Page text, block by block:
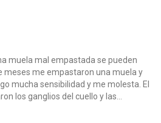
muela mal empastada se pueden
meses me empastaron una muela y
mucha sensibilidad y me molesta. El
los ganglios del cuello y las...